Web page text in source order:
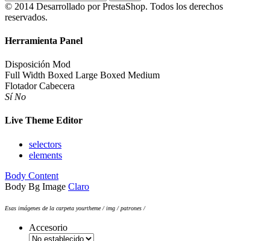
© 2014 Desarrollado por PrestaShop. Todos los derechos
reservados.
Herramienta Panel
Disposición Mod
Full Width Boxed Large Boxed Medium
Flotador Cabecera
Sí No
Live Theme Editor
selectors
elements
Body Content
Body Bg Image Claro
Esas imágenes de la carpeta yourtheme / img / patrones /
Accesorio